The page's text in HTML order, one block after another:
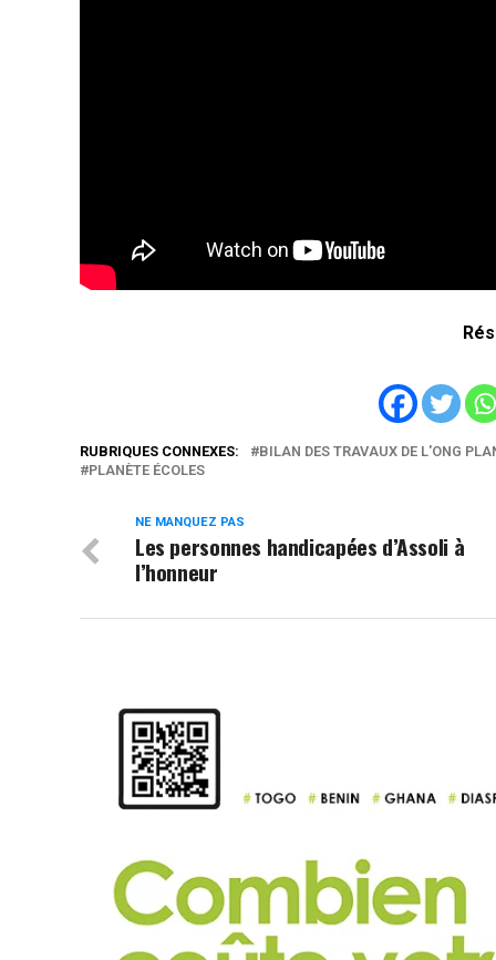
RUBRIQUES CONNEXES:
BILAN DES TRAVAUX DE L'ONG
PLANÈTE ÉCOLES
NE MANQUEZ PAS
Les personnes handicapées d’Assoli à
l’honneur